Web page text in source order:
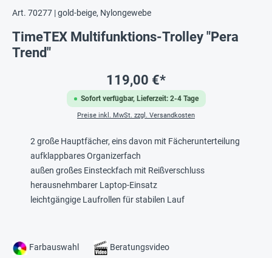
Art. 70277 | gold-beige, Nylongewebe
TimeTEX Multifunktions-Trolley "Pera
Trend"
Sofort verfügbar, Lieferzeit: 2-4 Tage
119,00 €*
Preise inkl. MwSt. zzgl. Versandkosten
2 große Hauptfächer, eins davon mit Fächerunterteilung
aufklappbares Organizerfach
außen großes Einsteckfach mit Reißverschluss
herausnehmbarer Laptop-Einsatz
leichtgängige Laufrollen für stabilen Lauf
Farbauswahl Beratungsvideo